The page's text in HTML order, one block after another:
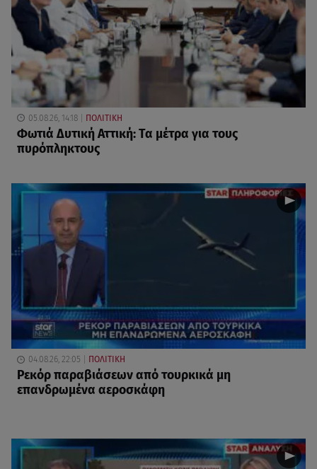
05.08.26, 14:18 ΠΟΛΙΤΙΚΗ
Φωτιά Δυτική Αττική: Τα μέτρα για τους
πυρόπληκτους
04.08.26, 22:05 ΠΟΛΙΤΙΚΗ
Ρεκόρ παραβιάσεων από τουρκικά μη
επανδρωμένα αεροσκάφη